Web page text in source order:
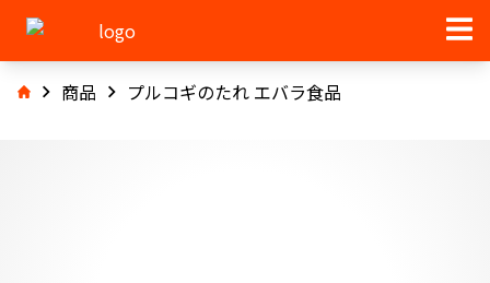
商品 プルコギのたれ エバラ食品